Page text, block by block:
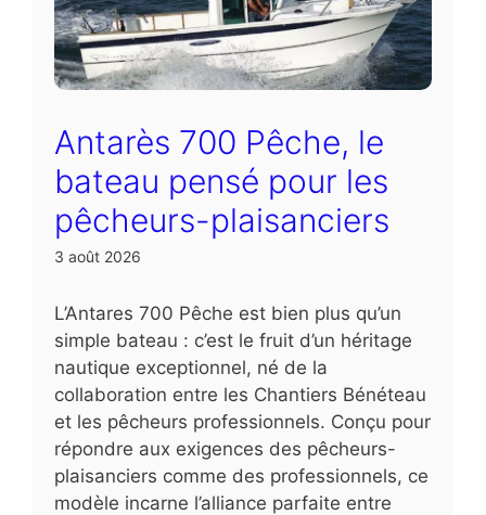
Antarès 700 Pêche, le
bateau pensé pour les
pêcheurs-plaisanciers
3 août 2026
L’Antares 700 Pêche est bien plus qu’un
simple bateau : c’est le fruit d’un héritage
nautique exceptionnel, né de la
collaboration entre les Chantiers Bénéteau
et les pêcheurs professionnels. Conçu pour
répondre aux exigences des pêcheurs-
plaisanciers comme des professionnels, ce
modèle incarne l’alliance parfaite entre